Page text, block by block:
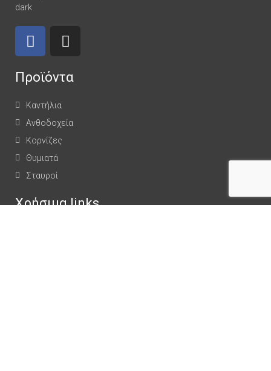
Προϊόντα
Καντήλια
Ανθοδοχεία
Κορνίζες
Θυμιατά
Σταυροί
Χρήσιμα links